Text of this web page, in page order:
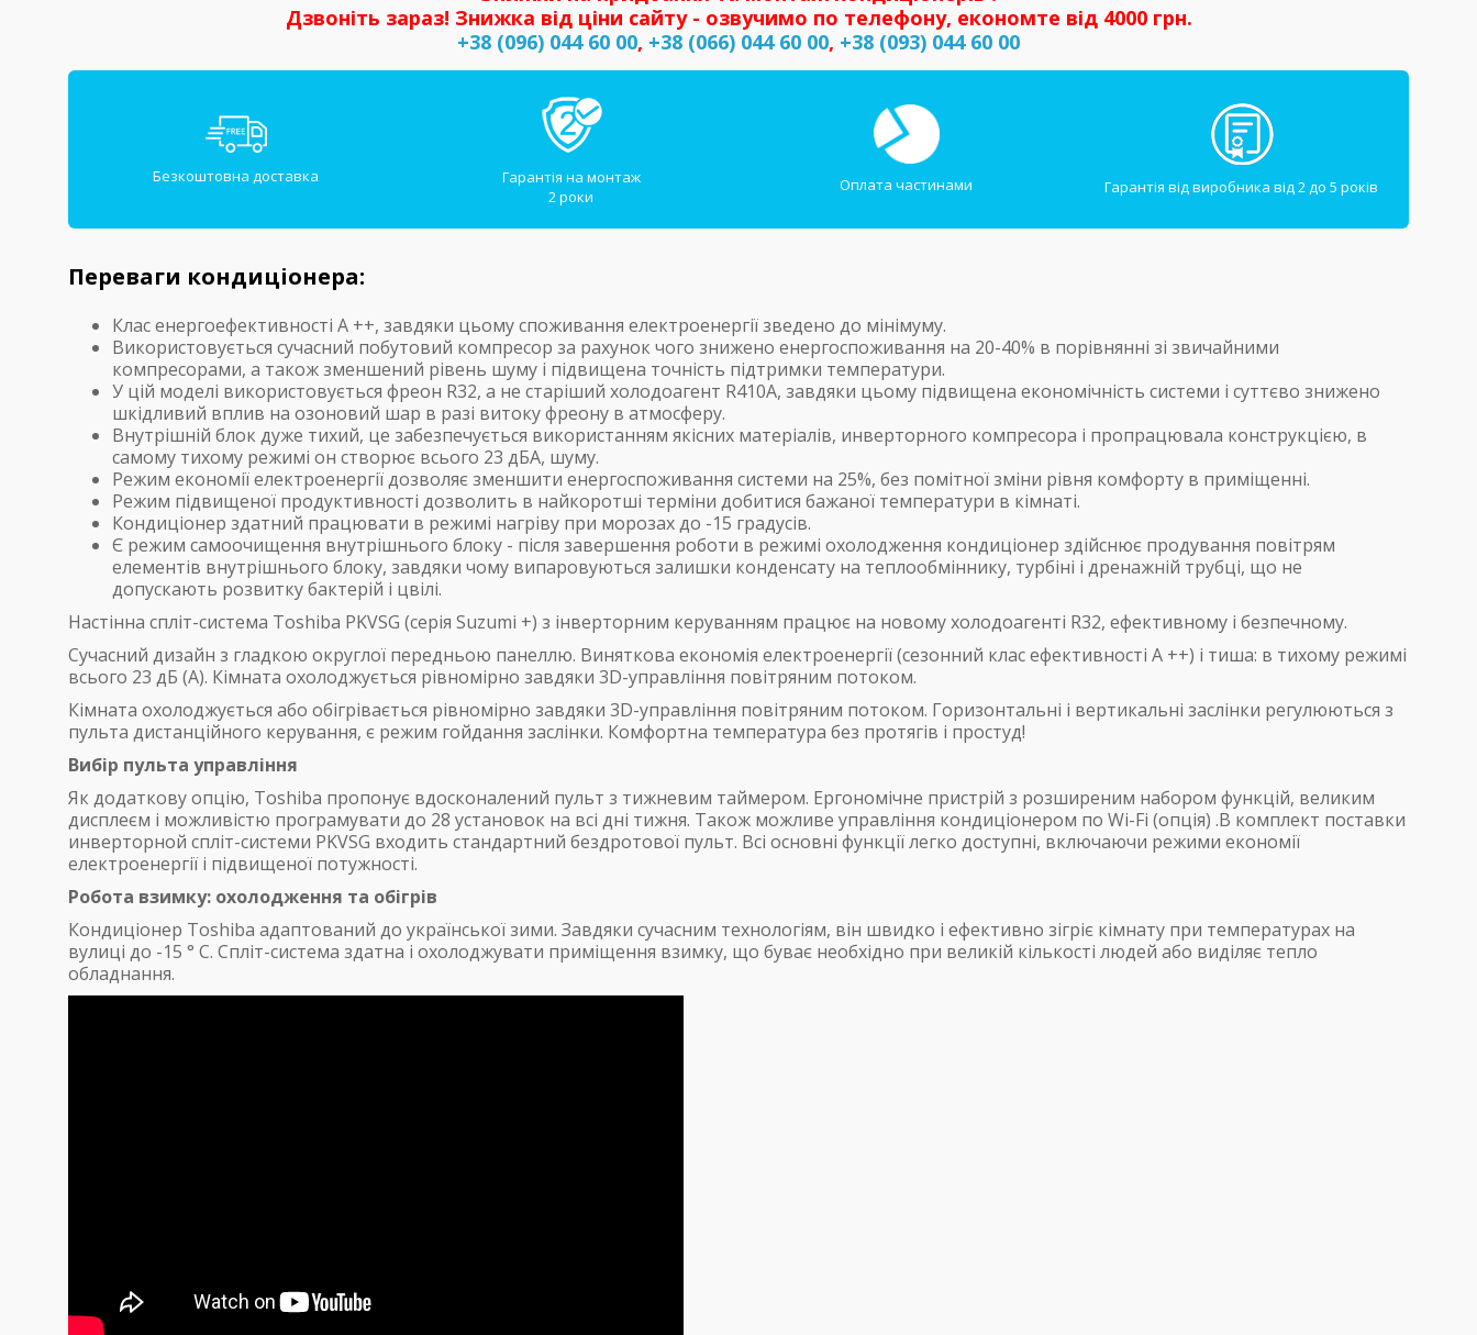
Дзвоніть зараз! Знижка від ціни сайту - озвучимо по телефону, економте від 4000 грн.
+38 (096) 044 60 00, +38 (066) 044 60 00, +38 (093) 044 60 00
Безкоштовна доставка
Гарантія на монтаж
2 роки
Оплата частинами Гарантія від виробника від 2 до 5 років
Переваги кондиціонера:
Клас енергоефективності А ++, завдяки цьому споживання електроенергії зведено до мінімуму.
Використовується сучасний побутовий компресор за рахунок чого знижено енергоспоживання на 20-40% в порівнянні зі звичайними
компресорами, а також зменшений рівень шуму і підвищена точність підтримки температури.
У цій моделі використовується фреон R32, а не старіший холодоагент R410А, завдяки цьому підвищена економічність системи і суттєво знижено
шкідливий вплив на озоновий шар в разі витоку фреону в атмосферу.
Внутрішній блок дуже тихий, це забезпечується використанням якісних матеріалів, инверторного компресора і пропрацювала конструкцією, в
самому тихому режимі он створює всього 23 дБА, шуму.
Режим економії електроенергії дозволяє зменшити енергоспоживання системи на 25%, без помітної зміни рівня комфорту в приміщенні.
Режим підвищеної продуктивності дозволить в найкоротші терміни добитися бажаної температури в кімнаті.
Кондиціонер здатний працювати в режимі нагріву при морозах до -15 градусів.
Є режим самоочищення внутрішнього блоку - після завершення роботи в режимі охолодження кондиціонер здійснює продування повітрям
елементів внутрішнього блоку, завдяки чому випаровуються залишки конденсату на теплообміннику, турбіні і дренажній трубці, що не
допускають розвитку бактерій і цвілі.
Настінна спліт-система Toshiba PKVSG (серія Suzumi +) з інверторним керуванням працює на новому холодоагенті R32, ефективному і безпечному.
Сучасний дизайн з гладкою округлої передньою панеллю. Виняткова економія електроенергії (сезонний клас ефективності А ++) і тиша: в тихому режимі
всього 23 дБ (А). Кімната охолоджується рівномірно завдяки 3D-управління повітряним потоком.
Кімната охолоджується або обігрівається рівномірно завдяки 3D-управління повітряним потоком. Горизонтальні і вертикальні заслінки регулюються з
пульта дистанційного керування, є режим гойдання заслінки. Комфортна температура без протягів і простуд!
Вибір пульта управління
Як додаткову опцію, Toshiba пропонує вдосконалений пульт з тижневим таймером. Ергономічне пристрій з розширеним набором функцій, великим
дисплеєм і можливістю програмувати до 28 установок на всі дні тижня. Також можливе управління кондиціонером по Wi-Fi (опція) .В комплект поставки
инверторной спліт-системи PKVSG входить стандартний бездротової пульт. Всі основні функції легко доступні, включаючи режими економії
електроенергії і підвищеної потужності.
Робота взимку: охолодження та обігрів
Кондиціонер Toshiba адаптований до української зими. Завдяки сучасним технологіям, він швидко і ефективно зігріє кімнату при температурах на
вулиці до -15 ° С. Спліт-система здатна і охолоджувати приміщення взимку, що буває необхідно при великій кількості людей або виділяє тепло
обладнання.